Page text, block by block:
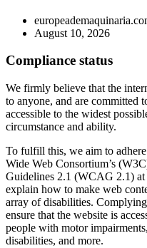
August 10, 2026
Compliance status
We firmly believe that the
to anyone, and are committed
accessible to the widest
circumstance and ability.
To fulfill this, we aim to
Wide Web Consortium’s
Guidelines 2.1 (WCAG 2.1)
explain how to make web
array of disabilities.
ensure that the website is
people with motor
disabilities, and more.